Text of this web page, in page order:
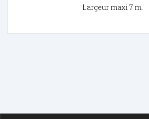
Largeur maxi 7 m.